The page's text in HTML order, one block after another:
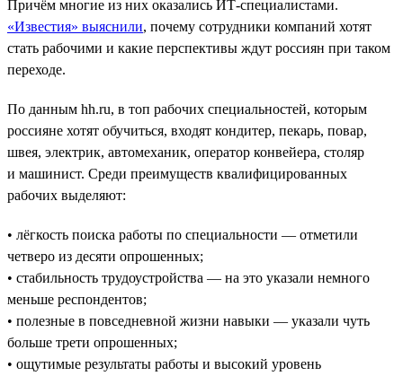
Причём многие из них оказались ИТ-специалистами.
«Известия» выяснили, почему сотрудники компаний хотят
стать рабочими и какие перспективы ждут россиян при таком
переходе.
По данным hh.ru, в топ рабочих специальностей, которым
россияне хотят обучиться, входят кондитер, пекарь, повар,
швея, электрик, автомеханик, оператор конвейера, столяр
и машинист. Среди преимуществ квалифицированных
рабочих выделяют:
• лёгкость поиска работы по специальности — отметили
четверо из десяти опрошенных;
• стабильность трудоустройства — на это указали немного
меньше респондентов;
• полезные в повседневной жизни навыки — указали чуть
больше трети опрошенных;
• ощутимые результаты работы и высокий уровень